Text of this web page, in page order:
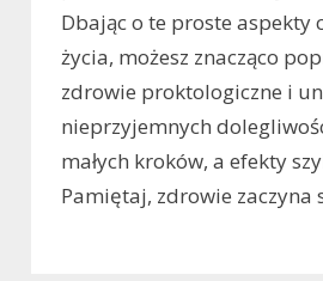
Dbając o te proste aspekty
życia, możesz znacząco
zdrowie proktologiczne i
nieprzyjemnych
małych kroków, a efekty
Pamiętaj, zdrowie zaczyna